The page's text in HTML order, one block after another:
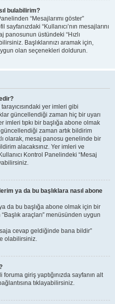
bulabilirim?
“Mesajlarımı göster”
“Kullanıcı’nın mesajlarını
panosunun üstündeki “Hızlı
Başlıklarınızı aramak için,
olan seçenekleri doldurun.
yer imleri gibi
güncellendiği zaman hiç bir uyarı
imleri tıpkı bir başlığa abone olmak
zaman artık bildirim
olarak, mesaj panosu genelinde bir
alacaksınız. Yer imleri ve
Kontrol Panelindeki “Mesaj
ya da bu başlıklara nasıl abone
da bu başlığa abone olmak için bir
araçları” menüsünden uygun
cevap geldiğinde bana bildir”
olabilirsiniz.
giriş yaptığınızda sayfanın alt
tıklayabilirsiniz.